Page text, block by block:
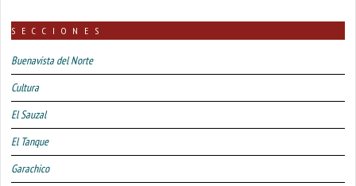
SECCIONES
Buenavista del Norte
Cultura
El Sauzal
El Tanque
Garachico